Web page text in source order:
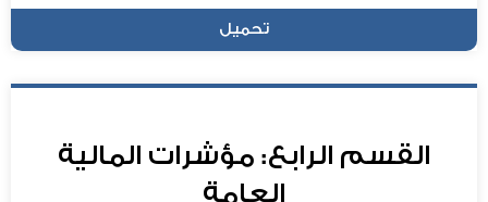
تحميل
القسم الرابع: مؤشرات المالية
العامة